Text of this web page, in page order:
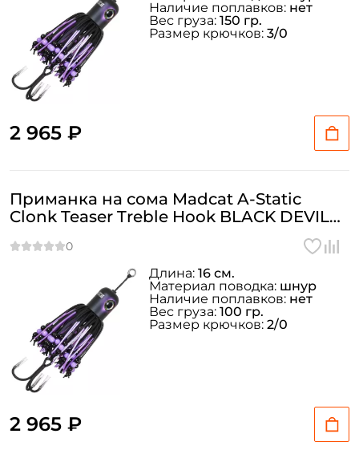
2 965 ₽
Наличие поплавков: нет
Вес груза: 150 гр.
Размер крючков: 3/0
Приманка на сома Madcat A-Static
Clonk Teaser Treble Hook BLACK DEVIL
2 965 ₽
Длина: 16 см.
Материал поводка: шнур
Наличие поплавков: нет
Вес груза: 100 гр.
Размер крючков: 2/0